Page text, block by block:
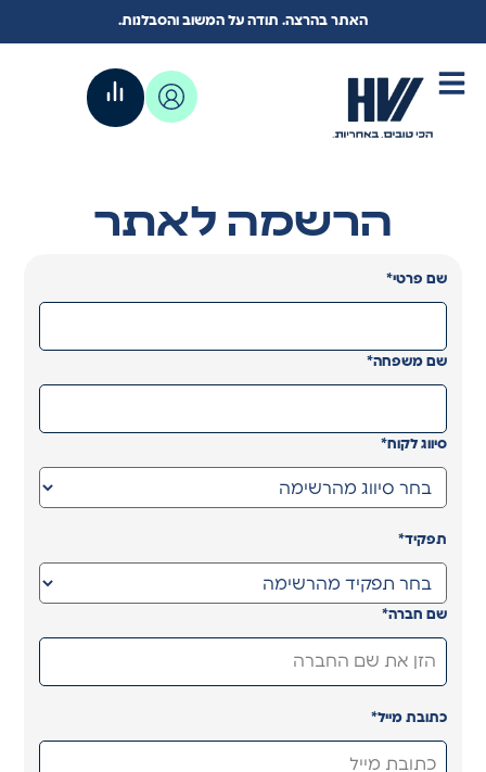
האתר בהרצה. תודה על המשוב והסבלנות.
הרשמה לאתר
שם פרטי*
שם משפחה*
סיווג לקוח*
תפקיד*
שם חברה*
כתובת מייל*